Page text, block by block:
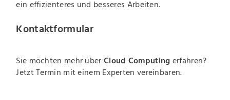
ein effizienteres und besseres Arbeiten.
Kontaktformular
Sie möchten mehr über Cloud Computing erfahren?
Jetzt Termin mit einem Experten vereinbaren.